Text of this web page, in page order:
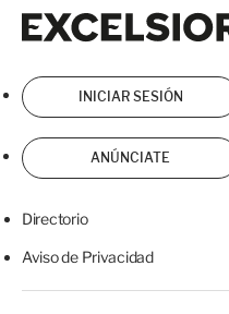
INICIAR SESIÓN
ANÚNCIATE
Directorio
Aviso de Privacidad